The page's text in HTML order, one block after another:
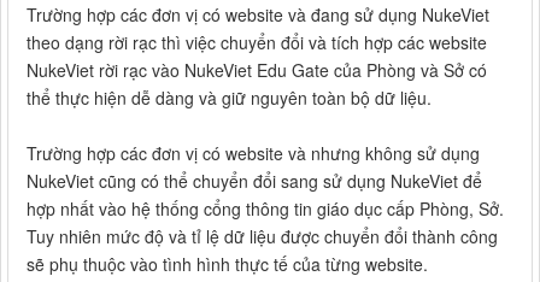
Trường hợp các đơn vị có website và đang sử dụng NukeViet
theo dạng rời rạc thì việc chuyển đổi và tích hợp các website
NukeViet rời rạc vào NukeViet Edu Gate của Phòng và Sở có
thể thực hiện dễ dàng và giữ nguyên toàn bộ dữ liệu.
Trường hợp các đơn vị có website và nhưng không sử dụng
NukeViet cũng có thể chuyển đổi sang sử dụng NukeViet để
hợp nhất vào hệ thống cổng thông tin giáo dục cấp Phòng, Sở.
Tuy nhiên mức độ và tỉ lệ dữ liệu được chuyển đổi thành công
sẽ phụ thuộc vào tình hình thực tế của từng website.